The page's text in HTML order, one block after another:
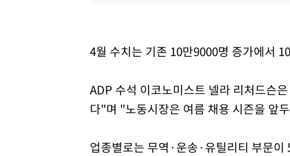
4월 수치는 기존 10만9000명 증가에서
ADP 수석 이코노미스트 넬라 리처드슨
다"며 "노동시장은 여름 채용 시즌을 앞
업종별로는 무역·운송·유틸리티 부문